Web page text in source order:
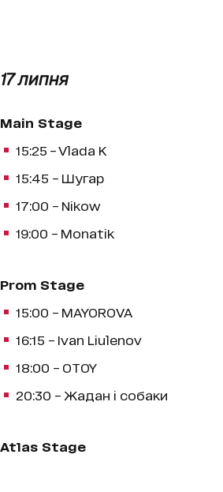
17 липня
Main Stage
15:25 – Vlada K
15:45 – Шугар
17:00 – Nikow
19:00 – Monatik
Prom Stage
15:00 – MAYOROVA
16:15 – Ivan Liulenov
18:00 – OTOY
20:30 – Жадан і собаки
Atlas Stage